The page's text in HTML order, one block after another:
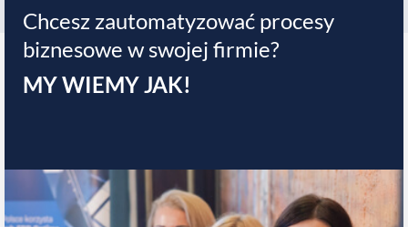
Chcesz zautomatyzować procesy
biznesowe w swojej firmie?
MY WIEMY JAK!